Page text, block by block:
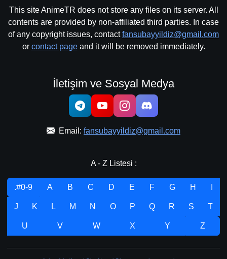
This site AnimeTR does not store any files on its server. All
contents are provided by non-affiliated third parties. In case
of any copyright issues, contactfansubayyildiz@gmail.com
or contact pageand it will be removed immediately.
İletişim ve Sosyal Medya
Email: fansubayyildiz@gmail.com
A - Z Listesi :
.#0-9 A B C D E F G H
J K L M N O P Q R S T
U V W X Y Z